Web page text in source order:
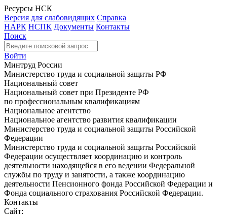
Ресурсы НСК
Версия для слабовидящих Справка
НАРК НСПК Документы Контакты
Поиск
Войти
Минтруд России
Министерство труда и социальной защиты РФ
Национальный совет
Национальный совет при Президенте РФ
по профессиональным квалификациям
Национальное агентство
Национальное агентство развития квалификации
Министерство труда и социальной защиты Российской
Федерации
Министерство труда и социальной защиты Российской
Федерации осуществляет координацию и контроль
деятельности находящейся в его ведении Федеральной
службы по труду и занятости, а также координацию
деятельности Пенсионного фонда Российской Федерации и
Фонда социального страхования Российской Федерации.
Контакты
Сайт: